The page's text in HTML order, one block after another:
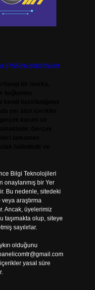
Bilgi Teknolojileri
onaylanmış bir Yer
Bu nedenle, sitedeki
araştırma
Ancak, üyelerimiz
taşımakta olup, siteye
sayılırlar.
olduğunu
yasal süre